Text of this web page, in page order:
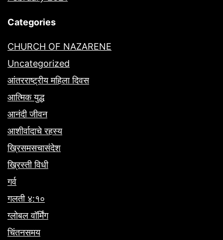
Categories
CHURCH OF NAZARENE
Uncategorized
आंतरराष्ट्रीय महिला दिवस
आत्मिक युद्ध
आनंदी जीवन
आशीर्वादाचे रहस्य
ख्रिसमसचासंदेश
ख्रिस्ती विधी
गर्व
गलती ४:१०
ग्लोबल वॉर्मिंग
चिंतनसमय